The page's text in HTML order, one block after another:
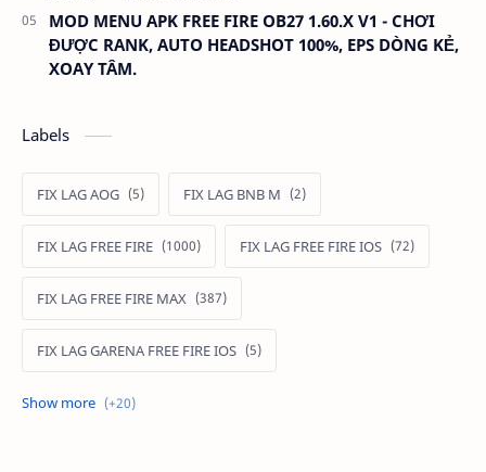
MOD MENU APK FREE FIRE OB27 1.60.X V1 - CHƠI
ĐƯỢC RANK, AUTO HEADSHOT 100%, EPS DÒNG KẺ,
XOAY TÂM.
Labels
FIX LAG AOG FIX LAG BNB M
FIX LAG FREE FIRE FIX LAG FREE FIRE IOS
FIX LAG FREE FIRE MAX
FIX LAG GARENA FREE FIRE IOS
FIX LAG LIÊN QUÂN MOBILE